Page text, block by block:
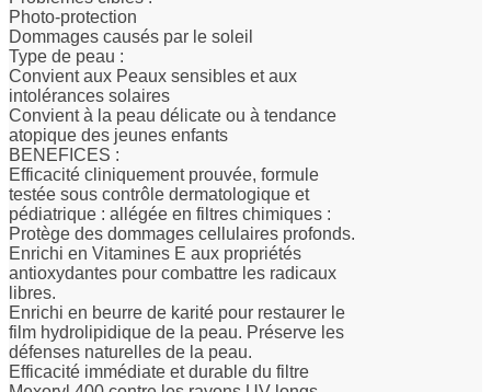
Photo-protection
Dommages causés par le soleil
Type de peau :
Convient aux Peaux sensibles et aux
intolérances solaires
Convient à la peau délicate ou à tendance
atopique des jeunes enfants
BENEFICES :
Efficacité cliniquement prouvée, formule
testée sous contrôle dermatologique et
pédiatrique : allégée en filtres chimiques :
Protège des dommages cellulaires profonds.
Enrichi en Vitamines E aux propriétés
antioxydantes pour combattre les radicaux
libres.
Enrichi en beurre de karité pour restaurer le
film hydrolipidique de la peau. Préserve les
défenses naturelles de la peau.
Efficacité immédiate et durable du filtre